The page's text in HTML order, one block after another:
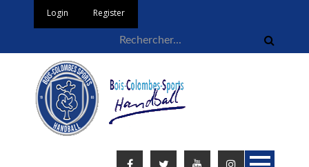
Login Register